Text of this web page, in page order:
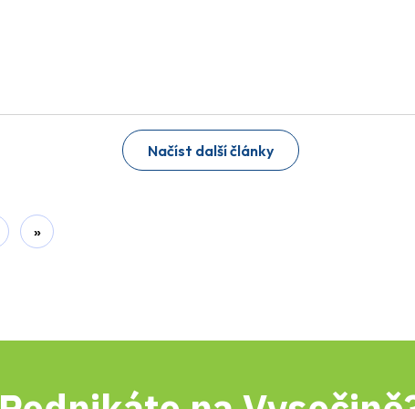
Načíst další články
»